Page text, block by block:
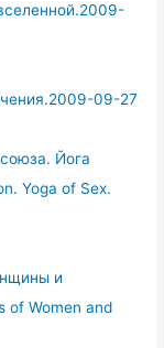
09-27
Йога
Yoga of Sex.
и
of Women and